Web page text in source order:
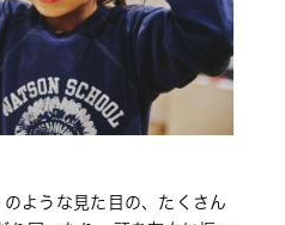
ような見た目の、たくさん